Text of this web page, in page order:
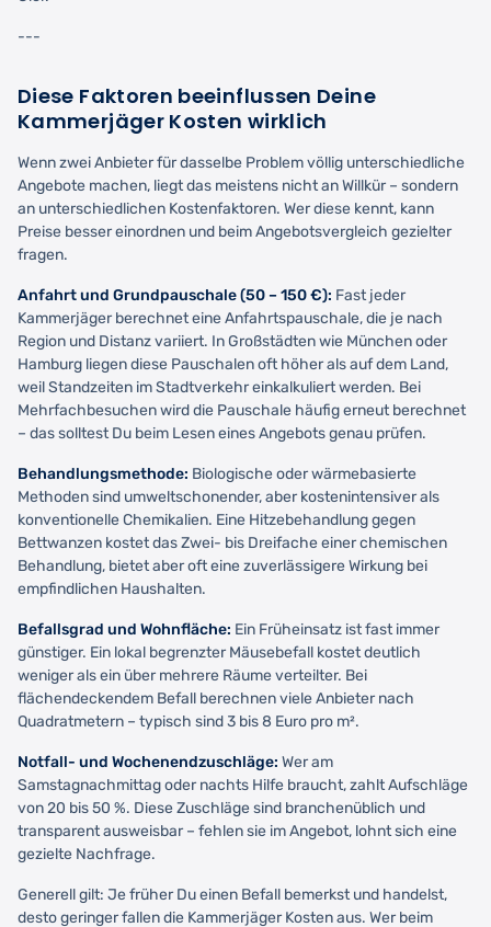
---
Diese Faktoren beeinflussen Deine
Kammerjäger Kosten wirklich
Wenn zwei Anbieter für dasselbe Problem völlig unterschiedliche
Angebote machen, liegt das meistens nicht an Willkür – sondern
an unterschiedlichen Kostenfaktoren. Wer diese kennt, kann
Preise besser einordnen und beim Angebotsvergleich gezielter
fragen.
Anfahrt und Grundpauschale (50 – 150 €): Fast jeder
Kammerjäger berechnet eine Anfahrtspauschale, die je nach
Region und Distanz variiert. In Großstädten wie München oder
Hamburg liegen diese Pauschalen oft höher als auf dem Land,
weil Standzeiten im Stadtverkehr einkalkuliert werden. Bei
Mehrfachbesuchen wird die Pauschale häufig erneut berechnet
– das solltest Du beim Lesen eines Angebots genau prüfen.
Behandlungsmethode: Biologische oder wärmebasierte
Methoden sind umweltschonender, aber kostenintensiver als
konventionelle Chemikalien. Eine Hitzebehandlung gegen
Bettwanzen kostet das Zwei- bis Dreifache einer chemischen
Behandlung, bietet aber oft eine zuverlässigere Wirkung bei
empfindlichen Haushalten.
Befallsgrad und Wohnfläche: Ein Früheinsatz ist fast immer
günstiger. Ein lokal begrenzter Mäusebefall kostet deutlich
weniger als ein über mehrere Räume verteilter. Bei
flächendeckendem Befall berechnen viele Anbieter nach
Quadratmetern – typisch sind 3 bis 8 Euro pro m².
Notfall- und Wochenendzuschläge: Wer am
Samstagnachmittag oder nachts Hilfe braucht, zahlt Aufschläge
von 20 bis 50 %. Diese Zuschläge sind branchenüblich und
transparent ausweisbar – fehlen sie im Angebot, lohnt sich eine
gezielte Nachfrage.
Generell gilt: Je früher Du einen Befall bemerkst und handelst,
desto geringer fallen die Kammerjäger Kosten aus. Wer beim